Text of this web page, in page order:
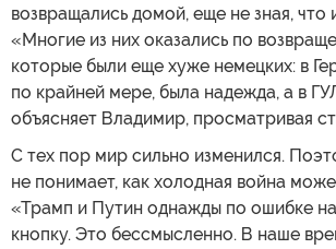
возвращались домой, еще не зная, что
«Многие из них оказались по
которые были еще хуже немецких: в
по крайней мере, была надежда, а в
объясняет Владимир, просматривая
С тех пор мир сильно изменился.
не понимает, как холодная война
«Трамп и Путин однажды по ошибке
кнопку. Это бессмысленно. В наше